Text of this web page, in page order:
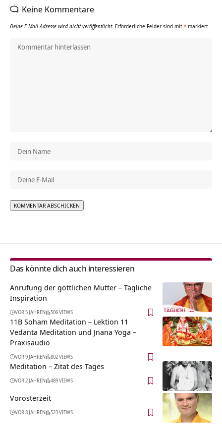
Keine Kommentare
Deine E-Mail-Adresse wird nicht veröffentlicht. Erforderliche Felder sind mit * markiert.
Das könnte dich auch interessieren
Anrufung der göttlichen Mutter – Tägliche
Inspiration
VOR 5 JAHREN 506 VIEWS
11B Soham Meditation – Lektion 11
Vedanta Meditation und Jnana Yoga –
Praxisaudio
VOR 9 JAHREN 802 VIEWS
Meditation – Zitat des Tages
VOR 2 JAHREN 489 VIEWS
Vorosterzeit
VOR 8 JAHREN 523 VIEWS